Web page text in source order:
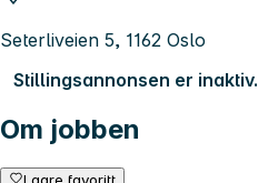
Seterliveien 5, 1162 Oslo
Stillingsannonsen er inaktiv.
Om jobben